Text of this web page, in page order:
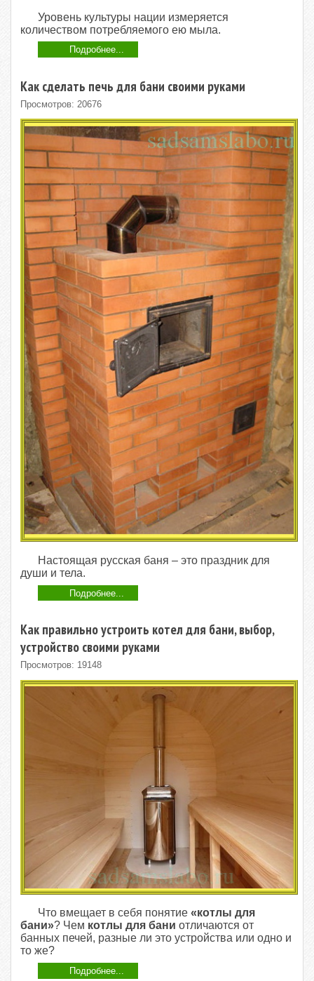
Уровень культуры нации измеряется
количеством потребляемого ею мыла.
Подробнее...
Как сделать печь для бани своими руками
Просмотров: 20676
Настоящая русская баня – это праздник для
души и тела.
Подробнее...
Как правильно устроить котел для бани, выбор,
устройство своими руками
Просмотров: 19148
Что вмещает в себя понятие «котлы для
бани»? Чем котлы для бани отличаются от
банных печей, разные ли это устройства или одно и
то же?
Подробнее...